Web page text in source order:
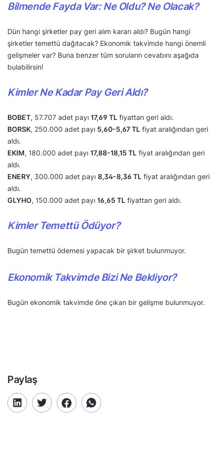
Bilmende Fayda Var: Ne Oldu? Ne Olacak?
Dün hangi şirketler pay geri alım kararı aldı? Bugün hangi
şirketler temettü dağıtacak? Ekonomik takvimde hangi önemli
gelişmeler var? Buna benzer tüm soruların cevabını aşağıda
bulabilirsin!
Kimler Ne Kadar Pay Geri Aldı?
BOBET, 57.707 adet payı 17,69 TL fiyattan geri aldı.
BORSK, 250.000 adet payı 5,60-5,67 TL fiyat aralığından geri
aldı.
EKIM, 180.000 adet payı 17,88-18,15 TL fiyat aralığından geri
aldı.
ENERY, 300.000 adet payı 8,34-8,36 TL fiyat aralığından geri
aldı.
GLYHO, 150.000 adet payı 16,65 TL fiyattan geri aldı.
Kimler Temettü Ödüyor?
Bugün temettü ödemesi yapacak bir şirket bulunmuyor.
Ekonomik Takvimde Bizi Ne Bekliyor?
Bugün ekonomik takvimde öne çıkan bir gelişme bulunmuyor.
Paylaş